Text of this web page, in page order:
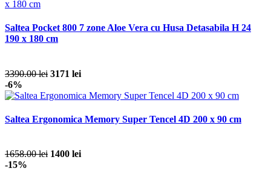
Saltea Pocket 800 7 zone Aloe Vera cu Husa Detasabila H 24
190 x 180 cm
3390.00 lei 3171 lei
-6%
Saltea Ergonomica Memory Super Tencel 4D 200 x 90 cm
1658.00 lei 1400 lei
-15%